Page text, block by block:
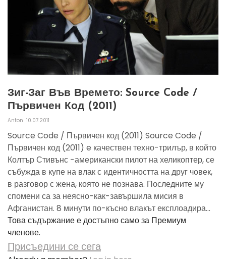
Зиг-Заг Във Времето: Source Code /
Първичен Код (2011)
Anton 10.07.2011
Source Code / Първичен код (2011) Source Code /
Първичен код (2011) e качествен техно-трилър, в който
Колтър Стивънс -американски пилот на хеликоптер, се
събужда в купе на влак с идентичността на друг човек,
в разговор с жена, която не познава. Последните му
спомени са за неясно-как-завършила мисия в
Афганистан. 8 минути по-късно влакът експлоадира...
Това съдържание е достъпно само за Премиум
членове.
Присъедини се сега